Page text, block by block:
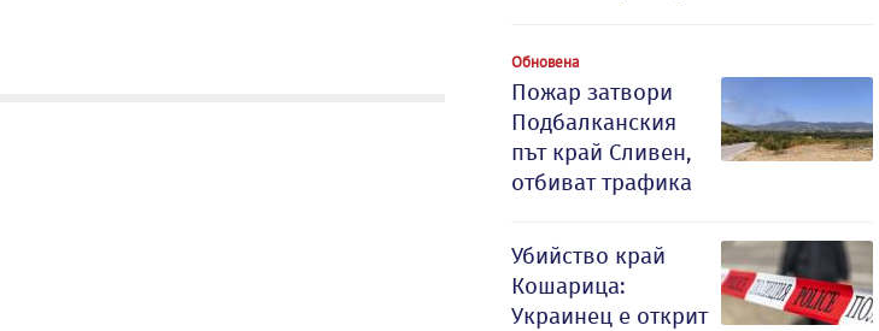
Обновена
Пожар затвори
Подбалканския
път край Сливен,
отбиват трафика
Убийство край
Кошарица:
Украинец е открит